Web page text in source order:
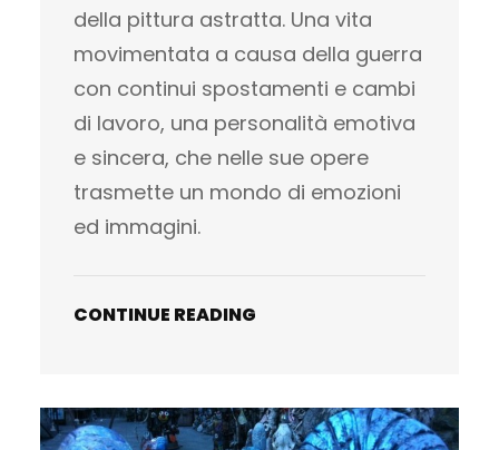
della pittura astratta. Una vita
movimentata a causa della guerra
con continui spostamenti e cambi
di lavoro, una personalità emotiva
e sincera, che nelle sue opere
trasmette un mondo di emozioni
ed immagini.
CONTINUE READING